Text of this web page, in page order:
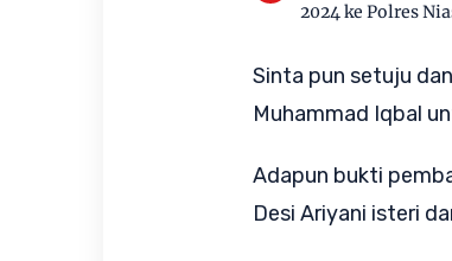
2024 ke Polres
Sinta pun setuju
Muhammad Iqbal
Adapun bukti
Desi Ariyani isteri